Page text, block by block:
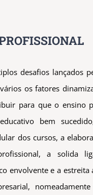
desafios lançados
os fatores
para que o ensino
bem
dos cursos, a
a solida
envolvente e a estreita